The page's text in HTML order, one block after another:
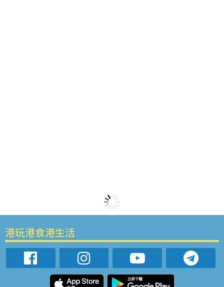
港玩港食港生活